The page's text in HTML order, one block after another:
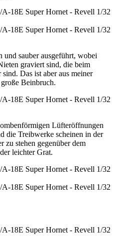
sauber ausgeführt, wobei
graviert sind, die beim
Das ist aber aus meiner
Beinbruch.
Lüfteröffnungen
die Treibwerke scheinen in der
zu stehen gegenüber dem
leichter Grat.